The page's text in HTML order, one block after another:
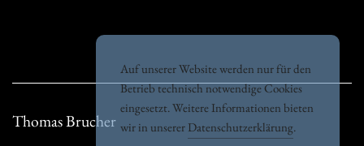
Thomas Brucher
Auf unserer Website werden nur für den
Betrieb technisch notwendige Cookies
eingesetzt. Weitere Informationen bieten
wir in unserer Datenschutzerklärung.